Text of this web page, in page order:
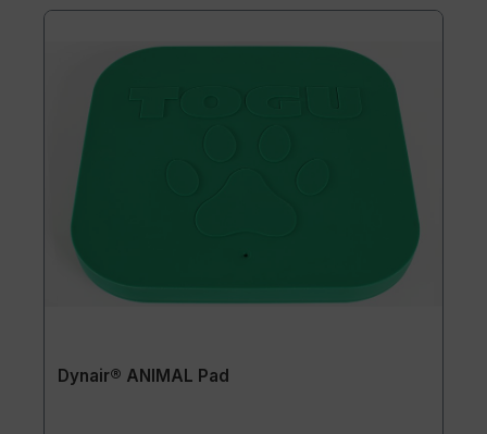
Dynair® ANIMAL Pad